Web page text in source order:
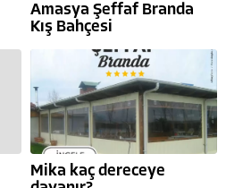
Amasya Şeffaf Branda
Kış Bahçesi
Mika kaç dereceye